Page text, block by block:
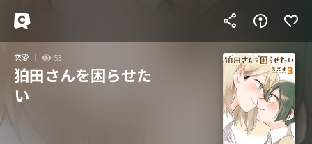
恋愛 53
狛田さんを困らせた
い